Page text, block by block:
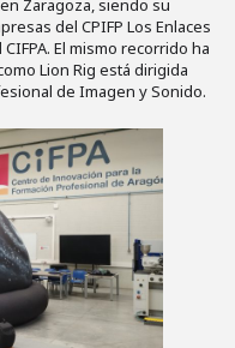
Zaragoza, siendo su
del CPIFP Los Enlaces
El mismo recorrido ha
Lion Rig está dirigida
de Imagen y Sonido.